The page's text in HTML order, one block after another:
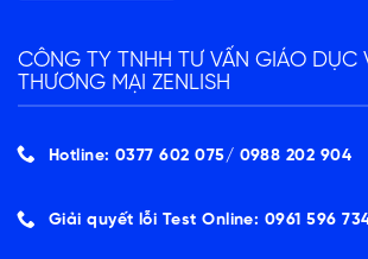
CÔNG TY TNHH TƯ VẤN GIÁO DỤC
THƯƠNG MẠI ZENLISH
Hotline: 0377 602 075/ ‭0988 202 904‬
Giải quyết lỗi Test Online: 0961 596